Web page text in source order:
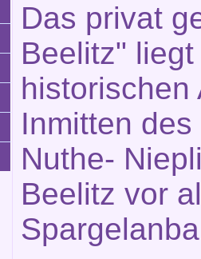
Das privat
Beelitz"
historischen
Inmitten
Nuthe-
Beelitz vor